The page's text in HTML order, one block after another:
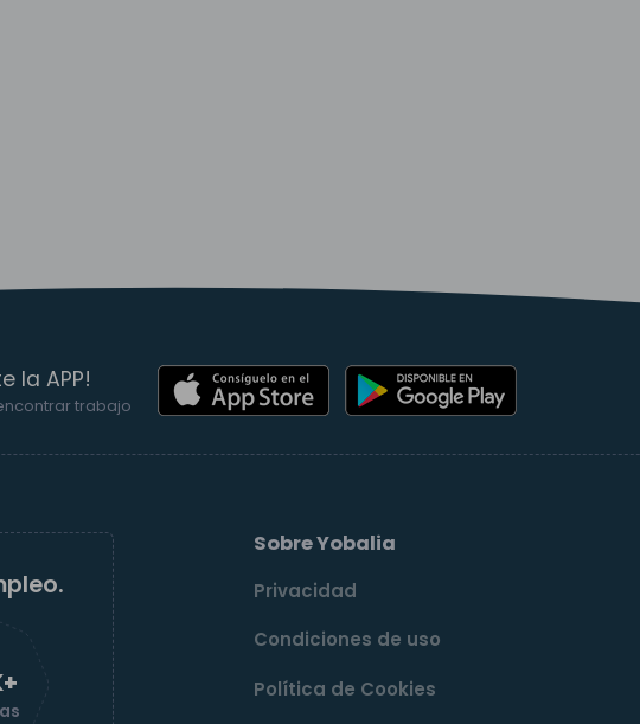
la APP!
trabajo
Sobre Yobalia
Privacidad
Condiciones de uso
Política de Cookies